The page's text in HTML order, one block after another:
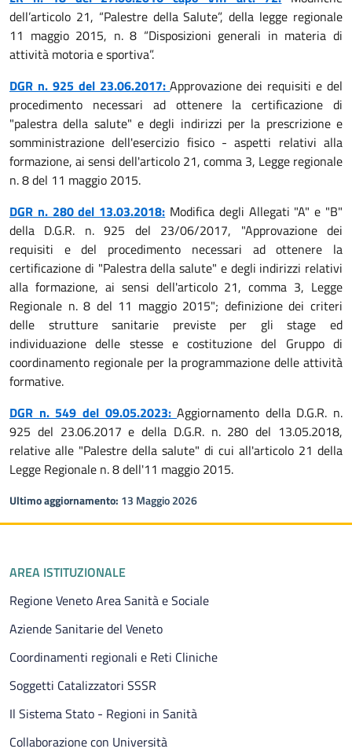
dell’articolo 21, “Palestre della Salute”, della legge regionale
11 maggio 2015, n. 8 “Disposizioni generali in materia di
attività motoria e sportiva”.
DGR n. 925 del 23.06.2017:Approvazione dei requisiti e del
procedimento necessari ad ottenere la certificazione di
"palestra della salute" e degli indirizzi per la prescrizione e
somministrazione dell'esercizio fisico - aspetti relativi alla
formazione, ai sensi dell'articolo 21, comma 3, Legge regionale
n. 8 del 11 maggio 2015.
DGR n. 280 del 13.03.2018: Modifica degli Allegati "A" e "B"
della D.G.R. n. 925 del 23/06/2017, "Approvazione dei
requisiti e del procedimento necessari ad ottenere la
certificazione di "Palestra della salute" e degli indirizzi relativi
alla formazione, ai sensi dell'articolo 21, comma 3, Legge
Regionale n. 8 del 11 maggio 2015"; definizione dei criteri
delle strutture sanitarie previste per gli stage ed
individuazione delle stesse e costituzione del Gruppo di
coordinamento regionale per la programmazione delle attività
formative.
DGR n. 549 del 09.05.2023:Aggiornamento della D.G.R. n.
925 del 23.06.2017 e della D.G.R. n. 280 del 13.05.2018,
relative alle "Palestre della salute" di cui all'articolo 21 della
Legge Regionale n. 8 dell'11 maggio 2015.
Ultimo aggiornamento: 13 Maggio 2026
Piè di pagina
AREA ISTITUZIONALE
Regione Veneto Area Sanità e Sociale
Aziende Sanitarie del Veneto
Coordinamenti regionali e Reti Cliniche
Soggetti Catalizzatori SSSR
Il Sistema Stato - Regioni in Sanità
Collaborazione con Università